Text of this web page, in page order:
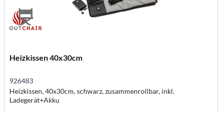
Heizkissen 40x30cm
926483
Heizkissen, 40x30cm, schwarz, zusammenrollbar, inkl.
Ladegerät+Akku